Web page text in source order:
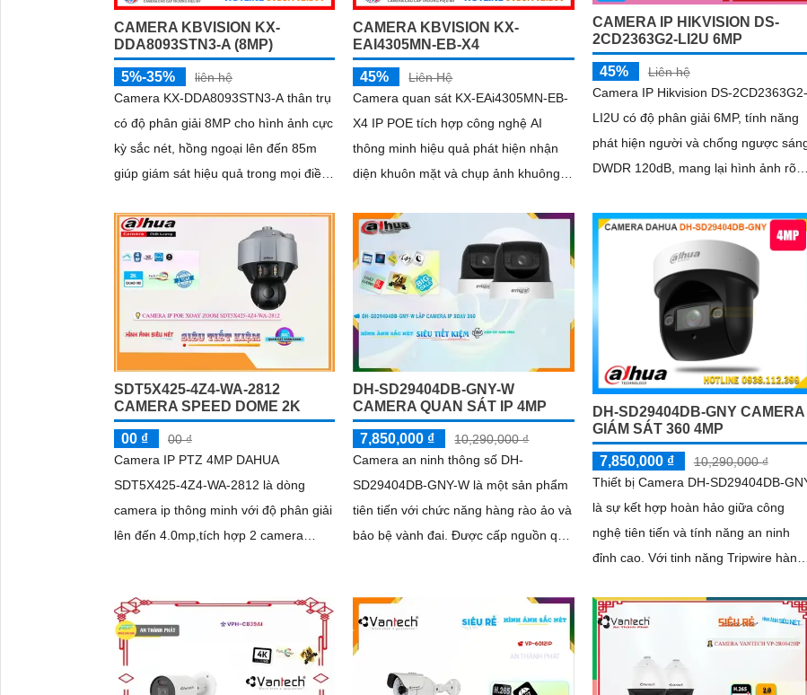
CAMERA KBVISION KX-
DDA8093STN3-A (8MP)
5%-35%
liên hệ
Camera KX-DDA8093STN3-A thân trụ
có độ phân giải 8MP cho hình ảnh cực
kỳ sắc nét, hồng ngoại lên đến 85m
giúp giám sát hiệu quả trong mọi điều
minh như nhận diện khuôn mặt, đếm
người và nhận diện đối tượng cùng
khe cắm thẻ Micro SD 512GB mang lại
sự tiện lợi tối đa được bảo vệ với
chuẩn IP67, IK10 và hỗ trợ PoE,
camera đảm bảo hoạt động ổn định
CAMERA KBVISION KX-
EAI4305MN-EB-X4
45%
Liên Hệ
Camera quan sát KX-EAi4305MN-EB-
X4 IP POE tích hợp công nghệ AI
thông minh hiệu quả phát hiện nhận
diện khuôn mặt và chụp ảnh khuông
hình ảnh rõ dù ở đâu xử lý hình ảnh
tốt nhận dạng khuôn mặt ban đêm
ONVIF
CAMERA IP HIKVISION DS-
2CD2363G2-LI2U 6MP
45%
Liên hệ
Camera IP Hikvision DS-2CD2363G2-
LI2U có độ phân giải 6MP, tính năng
phát hiện người và chống ngược
DWDR 120dB, mang lại hình ảnh rõ
hồng ngoại 30m và khả năng nhận
diện khuôn mặt, camera hỗ trợ quan
sát ban đêm màu sắc tự nhiên, phù
hợp cho công trình
SDT5X425-4Z4-WA-2812
CAMERA SPEED DOME 2K
00 ₫
00 ₫
Camera IP PTZ 4MP DAHUA
SDT5X425-4Z4-WA-2812 là dòng
camera ip thông minh với độ phân giải
lên đến 4.0mp,tích hợp 2 camera
DH-SD29404DB-GNY-W
CAMERA QUAN SÁT IP 4MP
7,850,000 ₫
10,290,000 ₫
Camera an ninh thông số DH-
SD29404DB-GNY-W là một sản phẩm
tiên tiến với chức năng hàng rào ảo và
bảo bệ vành đai. Được cấp nguồn qua
minh
DH-SD29404DB-GNY CAMERA
GIÁM SÁT 360 4MP
7,850,000 ₫
10,290,000 ₫
Thiết bị Camera DH-SD29404DB-
là sự kết hợp hoàn hảo giữa công
nghệ tiên tiến và tính năng an ninh
đỉnh cao. Với tinh năng Tripwire hàng
nhập)...